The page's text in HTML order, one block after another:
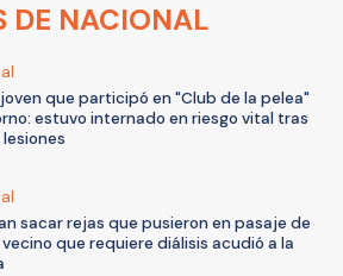
DE NACIONAL
que participó en "Club de la pelea"
estuvo internado en riesgo vital tras
sacar rejas que pusieron en pasaje de
que requiere diálisis acudió a la